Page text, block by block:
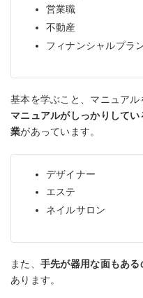
営業職
不動産
フィナンシャルプラ
基本を学ぶこと、マニュアル
マニュアルがしっかりして
業があっています。
デザイナー
エステ
ネイルサロン
また、 手先が器用な面もあ
あります。